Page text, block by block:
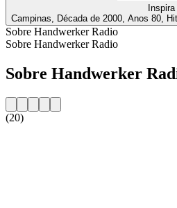
Campinas, Década de 2000, Anos 80,
Sobre Handwerker Radio
Sobre Handwerker Radio
Sobre Handwerker
(20)